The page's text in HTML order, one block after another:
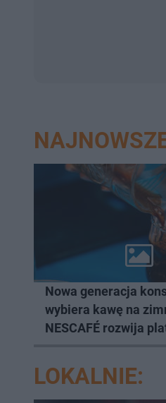
Nowa generacja
wybiera kawę na
NESCAFÉ rozwija
LOKALNIE: